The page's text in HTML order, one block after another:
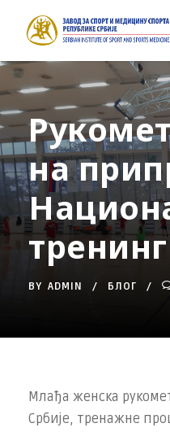
на
BY ADMIN БЛОГ
Млађа женска
Србије, тренажне